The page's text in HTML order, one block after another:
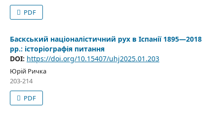
PDF
Баскський націоналістичний рух в Іспанії 1895—2018
рр.: історіографія питання
DOI: https://doi.org/10.15407/uhj2025.01.203
Юрій Ричка
203-214
PDF